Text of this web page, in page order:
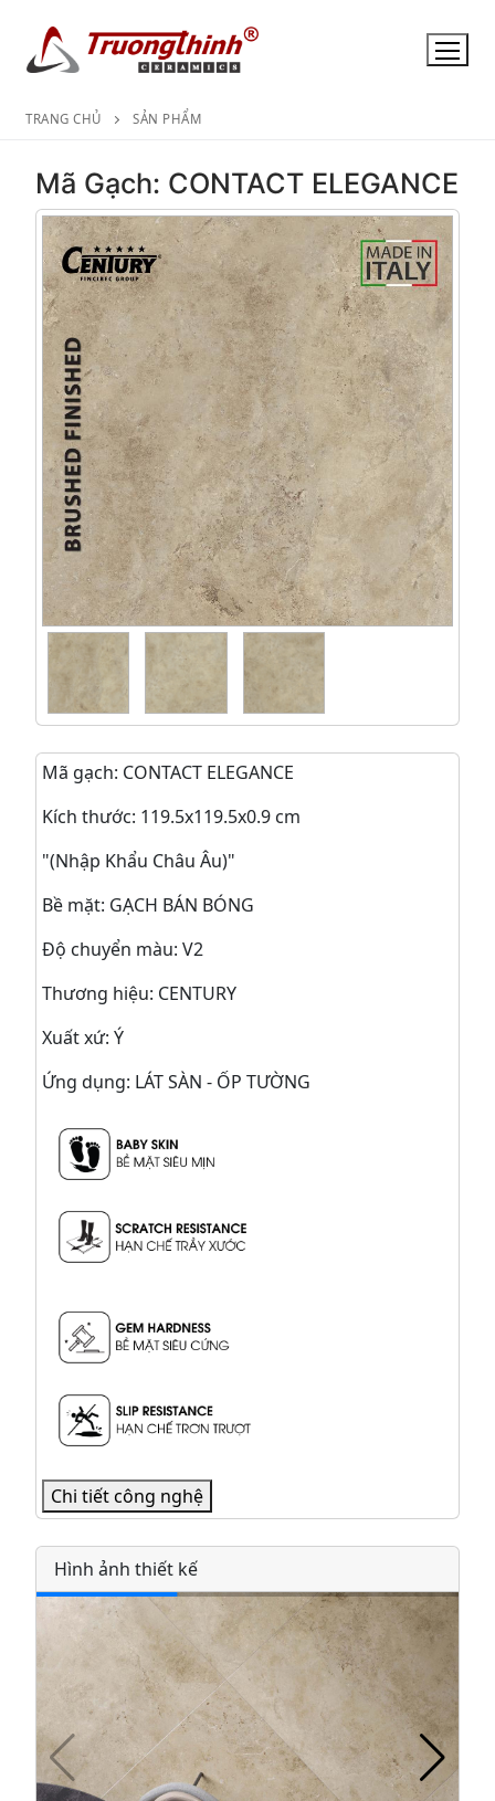
TRANG CHỦ SẢN PHẨM
Mã Gạch: CONTACT ELEGANCE
Mã gạch: CONTACT ELEGANCE
Kích thước: 119.5x119.5x0.9 cm
"(Nhập Khẩu Châu Âu)"
Bề mặt: GẠCH BÁN BÓNG
Độ chuyển màu: V2
Thương hiệu: CENTURY
Xuất xứ: Ý
Ứng dụng: LÁT SÀN - ỐP TƯỜNG
Chi tiết công nghệ
Hình ảnh thiết kế